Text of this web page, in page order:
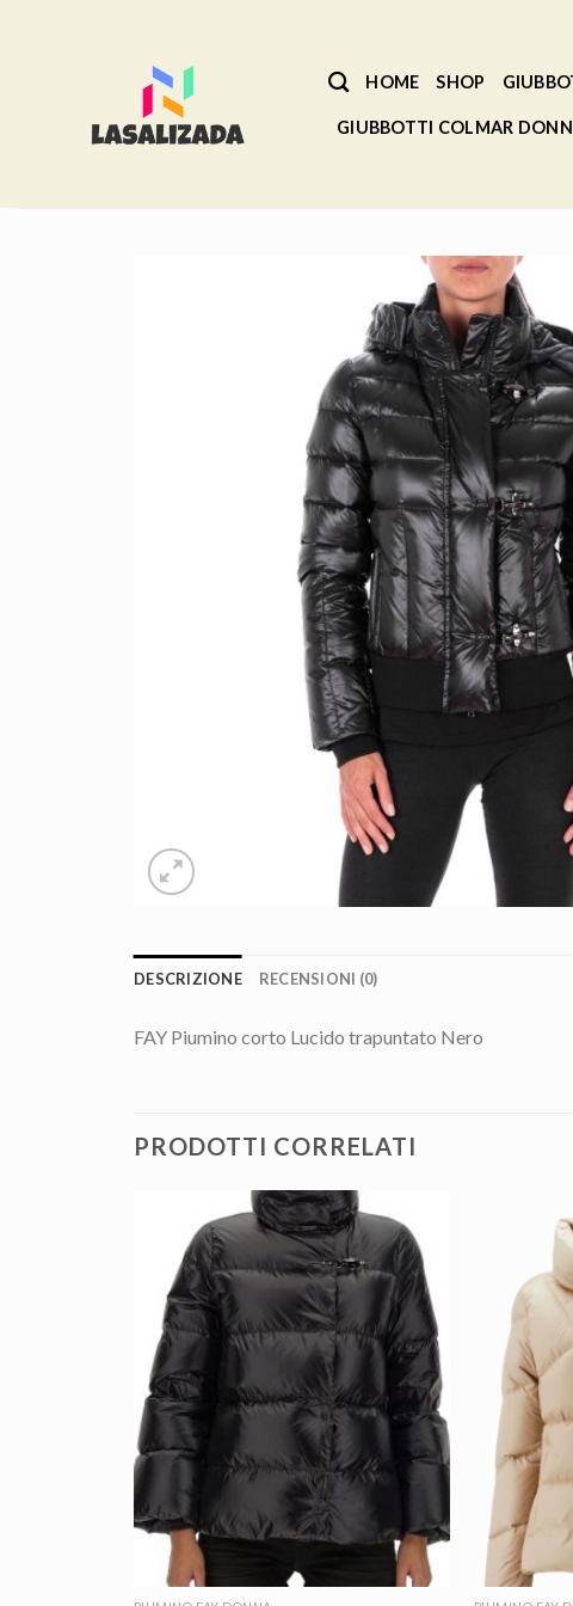
HOME SHOP
GIUBBOTTI COLMAR
DESCRIZIONE RECENSIONI (0)
FAY Piumino corto Lucido trapuntato Nero
PRODOTTI CORRELATI